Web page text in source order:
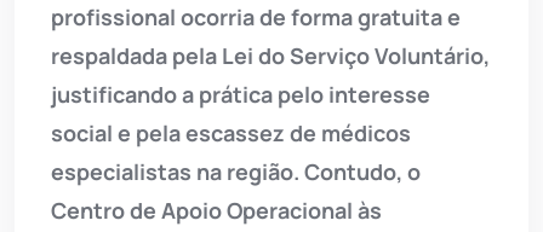
profissional ocorria de forma gratuita e
respaldada pela Lei do Serviço Voluntário,
justificando a prática pelo interesse
social e pela escassez de médicos
especialistas na região. Contudo, o
Centro de Apoio Operacional às